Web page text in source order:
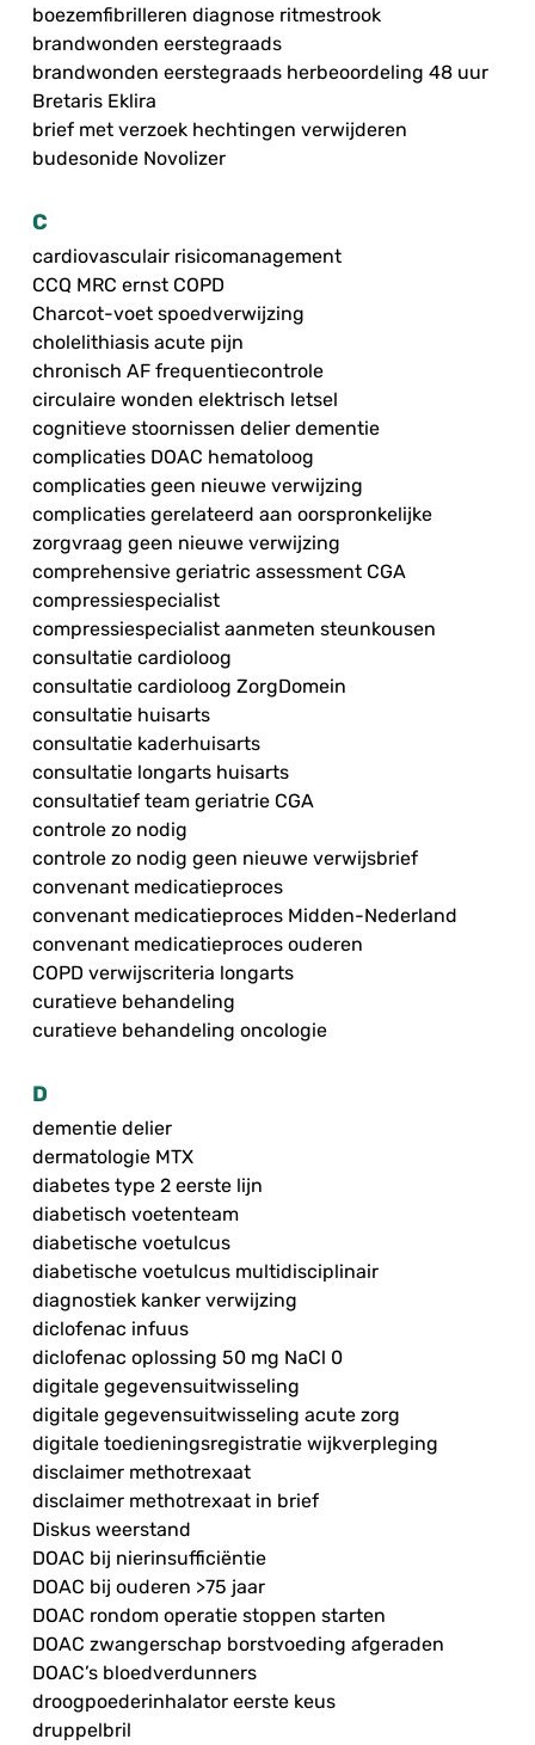
boezemfibrilleren diagnose ritmestrook
brandwonden eerstegraads
brandwonden eerstegraads herbeoordeling 48 uur
Bretaris Eklira
brief met verzoek hechtingen verwijderen
budesonide Novolizer
C
cardiovasculair risicomanagement
CCQ MRC ernst COPD
Charcot-voet spoedverwijzing
cholelithiasis acute pijn
chronisch AF frequentiecontrole
circulaire wonden elektrisch letsel
cognitieve stoornissen delier dementie
complicaties DOAC hematoloog
complicaties geen nieuwe verwijzing
complicaties gerelateerd aan oorspronkelijke
zorgvraag geen nieuwe verwijzing
comprehensive geriatric assessment CGA
compressiespecialist
compressiespecialist aanmeten steunkousen
consultatie cardioloog
consultatie cardioloog ZorgDomein
consultatie huisarts
consultatie kaderhuisarts
consultatie longarts huisarts
consultatief team geriatrie CGA
controle zo nodig
controle zo nodig geen nieuwe verwijsbrief
convenant medicatieproces
convenant medicatieproces Midden-Nederland
convenant medicatieproces ouderen
COPD verwijscriteria longarts
curatieve behandeling
curatieve behandeling oncologie
D
dementie delier
dermatologie MTX
diabetes type 2 eerste lijn
diabetisch voetenteam
diabetische voetulcus
diabetische voetulcus multidisciplinair
diagnostiek kanker verwijzing
diclofenac infuus
diclofenac oplossing 50 mg NaCl 0
digitale gegevensuitwisseling
digitale gegevensuitwisseling acute zorg
digitale toedieningsregistratie wijkverpleging
disclaimer methotrexaat
disclaimer methotrexaat in brief
Diskus weerstand
DOAC bij nierinsufficiëntie
DOAC bij ouderen >75 jaar
DOAC rondom operatie stoppen starten
DOAC zwangerschap borstvoeding afgeraden
DOAC’s bloedverdunners
droogpoederinhalator eerste keus
druppelbril